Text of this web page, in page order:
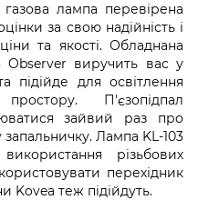
лампа перевірена
за свою надійність і
та якості. Обладнана
Observer виручить вас у
підійде для освітлення
П'єзопідпал
зайвий раз про
Лампа KL-103
різьбових
перехідник
Kovea теж підійдуть.